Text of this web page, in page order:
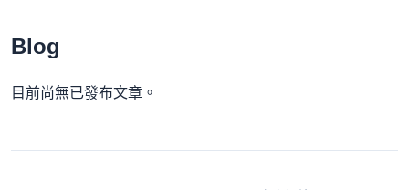
Blog
目前尚無已發布文章。